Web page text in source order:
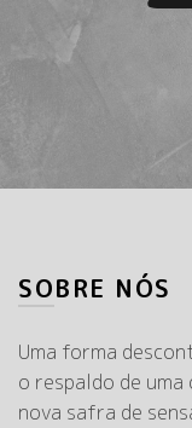
SOBRE NÓS
Uma forma
o respaldo de
nova safra de